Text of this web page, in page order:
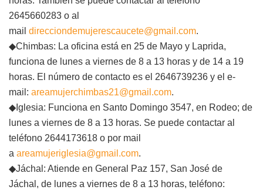
2645660283 o al
mail direcciondemujerescaucete@gmail.com.
◆Chimbas: La oficina está en 25 de Mayo y Laprida,
funciona de lunes a viernes de 8 a 13 horas y de 14 a 19
horas. El número de contacto es el 2646739236 y el e-
mail: areamujerchimbas21@gmail.com.
◆Iglesia: Funciona en Santo Domingo 3547, en Rodeo; de
lunes a viernes de 8 a 13 horas. Se puede contactar al
teléfono 2644173618 o por mail
a areamujeriglesia@gmail.com.
◆Jáchal: Atiende en General Paz 157, San José de
Jáchal, de lunes a viernes de 8 a 13 horas, teléfono: